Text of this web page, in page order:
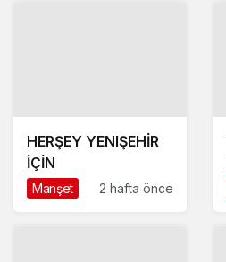
HERŞEY YENIŞEHİR
İÇİN
Manşet 2 hafta önce